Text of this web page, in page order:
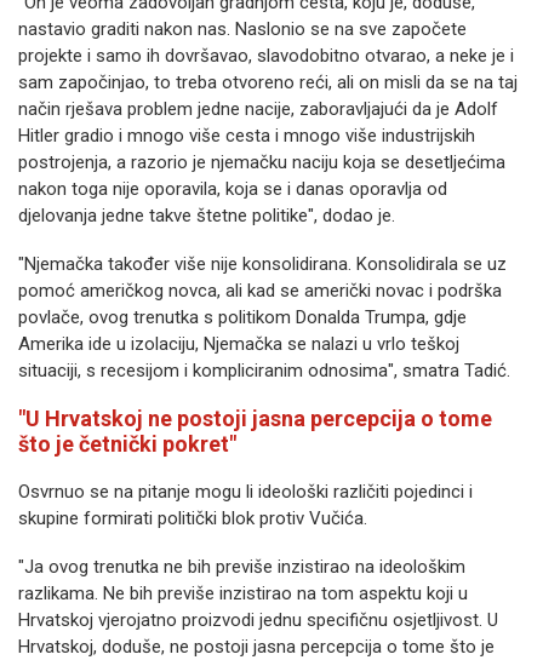
nastavio graditi nakon nas. Naslonio se na sve započete
projekte i samo ih dovršavao, slavodobitno otvarao, a neke je i
sam započinjao, to treba otvoreno reći, ali on misli da se na taj
način rješava problem jedne nacije, zaboravljajući da je Adolf
Hitler gradio i mnogo više cesta i mnogo više industrijskih
postrojenja, a razorio je njemačku naciju koja se desetljećima
nakon toga nije oporavila, koja se i danas oporavlja od
djelovanja jedne takve štetne politike", dodao je.
"Njemačka također više nije konsolidirana. Konsolidirala se uz
pomoć američkog novca, ali kad se američki novac i podrška
povlače, ovog trenutka s politikom Donalda Trumpa, gdje
Amerika ide u izolaciju, Njemačka se nalazi u vrlo teškoj
situaciji, s recesijom i kompliciranim odnosima", smatra Tadić.
"U Hrvatskoj ne postoji jasna percepcija o tome
što je četnički pokret"
Osvrnuo se na pitanje mogu li ideološki različiti pojedinci i
skupine formirati politički blok protiv Vučića.
"Ja ovog trenutka ne bih previše inzistirao na ideološkim
razlikama. Ne bih previše inzistirao na tom aspektu koji u
Hrvatskoj vjerojatno proizvodi jednu specifičnu osjetljivost. U
Hrvatskoj, doduše, ne postoji jasna percepcija o tome što je